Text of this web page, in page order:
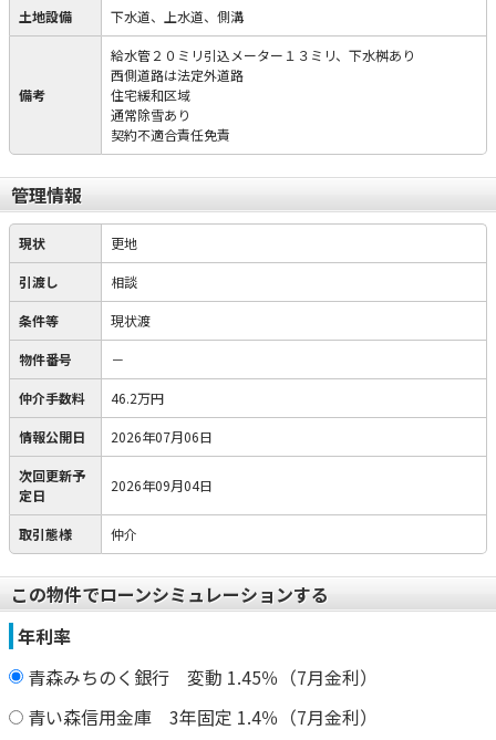
土地設備 下水道、上水道、側溝
備考
給水管２０ミリ引込メーター１３ミリ、下水桝あり
西側道路は法定外道路
住宅緩和区域
通常除雪あり
契約不適合責任免責
管理情報
現状 更地
引渡し 相談
条件等 現状渡
物件番号 －
仲介手数料 46.2万円
情報公開日 2026年07月06日
次回更新予
定日
2026年09月04日
取引態様 仲介
この物件でローンシミュレーションする
年利率
青森みちのく銀行 変動 1.45％（7月金利）
青い森信用金庫 3年固定 1.4％（7月金利）